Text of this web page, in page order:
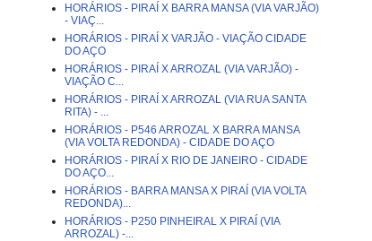
HORÁRIOS - PIRAÍ X BARRA MANSA (VIA VARJÃO)
- VIAÇ...
HORÁRIOS - PIRAÍ X VARJÃO - VIAÇÃO CIDADE
DO AÇO
HORÁRIOS - PIRAÍ X ARROZAL (VIA VARJÃO) -
VIAÇÃO C...
HORÁRIOS - PIRAÍ X ARROZAL (VIA RUA SANTA
RITA) - ...
HORÁRIOS - P546 ARROZAL X BARRA MANSA
(VIA VOLTA REDONDA) - CIDADE DO AÇO
HORÁRIOS - PIRAÍ X RIO DE JANEIRO - CIDADE
DO AÇO...
HORÁRIOS - BARRA MANSA X PIRAÍ (VIA VOLTA
REDONDA)...
HORÁRIOS - P250 PINHEIRAL X PIRAÍ (VIA
ARROZAL) -...